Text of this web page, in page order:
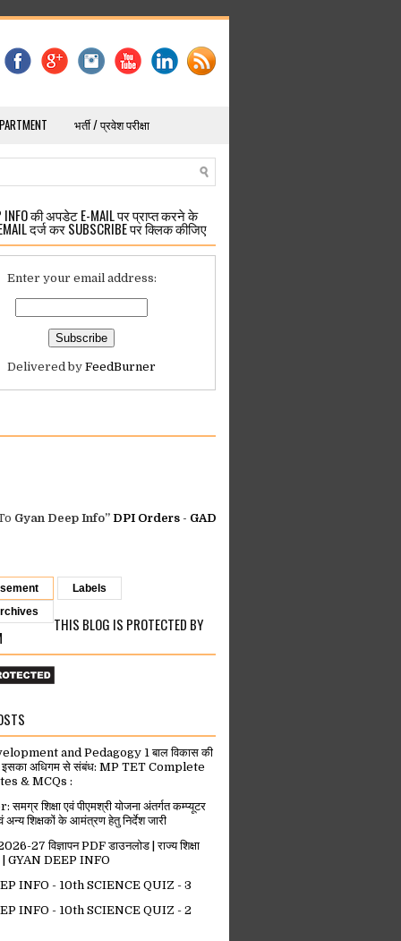
भर्ती / प्रवेश परीक्षा
INFO की अपडेट E-MAIL पर प्राप्त करने के
दर्ज कर SUBSCRIBE पर क्लिक कीजिए
Enter your email address:
Delivered by FeedBurner
Info”DPI Orders- GAD MP Orders
Labels
THIS BLOG IS PROTECTED BY
and Pedagogy 1 बाल विकास की
इसका अधिगम से संबंध: MP TET Complete
& MCQs :
शिक्षा एवं पीएमश्री योजना अंतर्गत कम्प्यूटर
अन्य शिक्षकों के आमंत्रण हेतु निर्देश जारी
27 विज्ञापन PDF डाउनलोड | राज्य शिक्षा
| GYAN DEEP INFO
INFO - 10th SCIENCE QUIZ - 3
INFO - 10th SCIENCE QUIZ - 2